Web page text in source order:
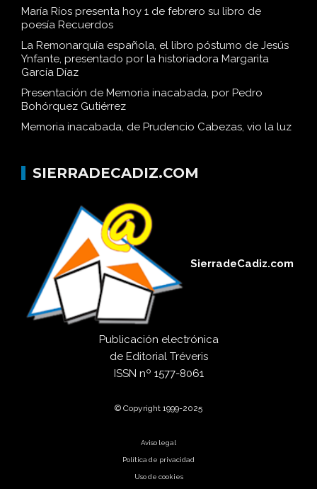
María Ríos presenta hoy 1 de febrero su libro de
poesía Recuerdos
La Remonarquía española, el libro póstumo de Jesús
Ynfante, presentado por la historiadora Margarita
García Díaz
Presentación de Memoria inacabada, por Pedro
Bohórquez Gutiérrez
Memoria inacabada, de Prudencio Cabezas, vio la luz
SIERRADECADIZ.COM
SierradeCadiz.com
Publicación electrónica
de Editorial Tréveris
ISSN nº 1577-8061
© Copyright 1999-2025
Aviso legal
Política de privacidad
Uso de cookies